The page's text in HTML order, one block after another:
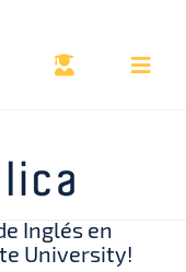
Inglés en
University!